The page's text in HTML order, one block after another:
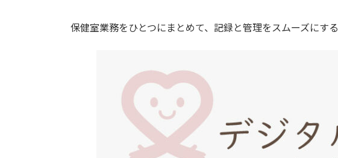
保健室業務をひとつにまとめて、記録と管理をスムーズにする